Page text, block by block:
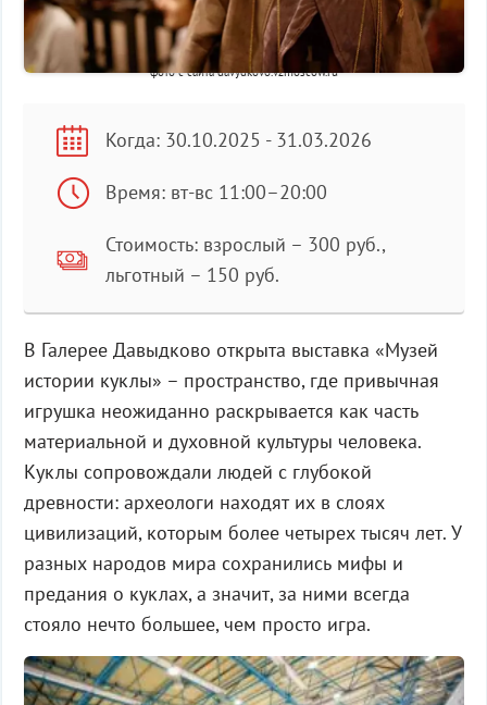
фото с сайта davydkovo.vzmoscow.ru
Когда: 30.10.2025 - 31.03.2026
Время: вт-вс 11:00–20:00
Стоимость: взрослый – 300 руб.,
льготный – 150 руб.
В Галерее Давыдково открыта выставка «Музей
истории куклы» – пространство, где привычная
игрушка неожиданно раскрывается как часть
материальной и духовной культуры человека.
Куклы сопровождали людей с глубокой
древности: археологи находят их в слоях
цивилизаций, которым более четырех тысяч лет. У
разных народов мира сохранились мифы и
предания о куклах, а значит, за ними всегда
стояло нечто большее, чем просто игра.